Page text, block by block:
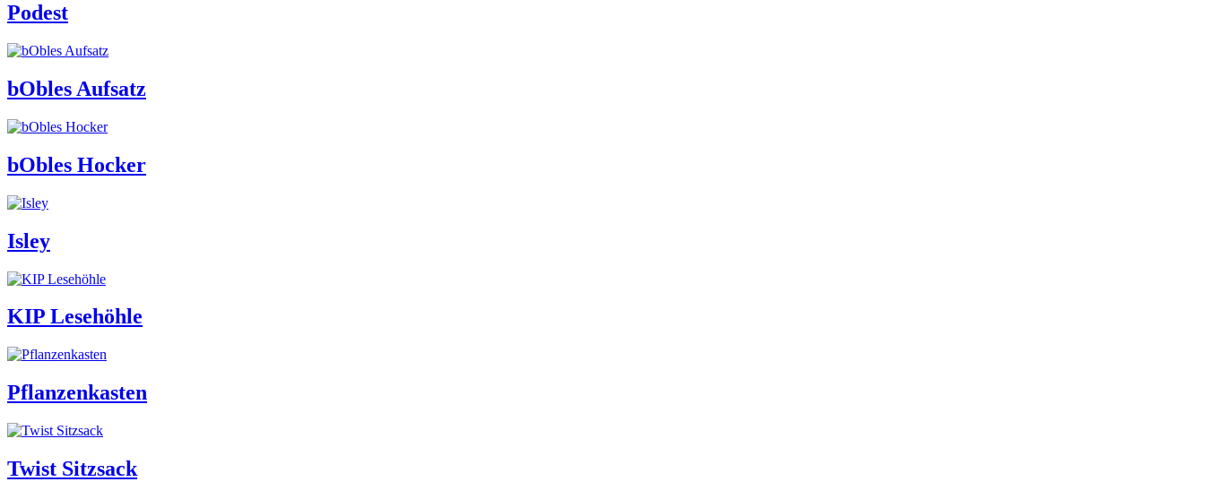
Podest
bObles Aufsatz
bObles Hocker
Isley
KIP Lesehöhle
Pflanzenkasten
Twist Sitzsack